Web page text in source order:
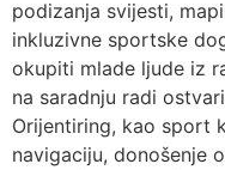
podizanja svijesti,
inkluzivne sportske
okupiti mlade ljude iz
na saradnju radi
Orijentiring, kao sport
navigaciju, donošenje